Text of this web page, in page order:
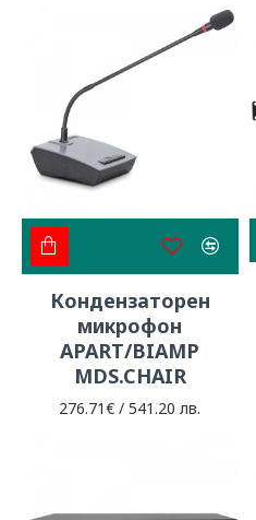
Кондензаторен
микрофон
APART/BIAMP
MDS.CHAIR
276.71€ / 541.20 лв.